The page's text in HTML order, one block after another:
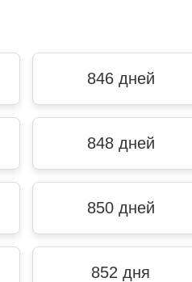
846 дней
848 дней
850 дней
852 дня